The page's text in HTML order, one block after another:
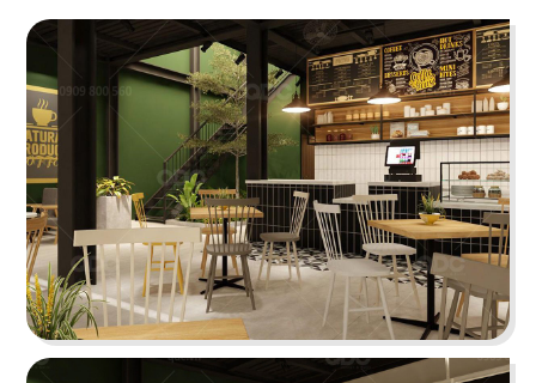
27
SWEET HOUSE
Juice Bar
28
BABOON CLUB
Bar